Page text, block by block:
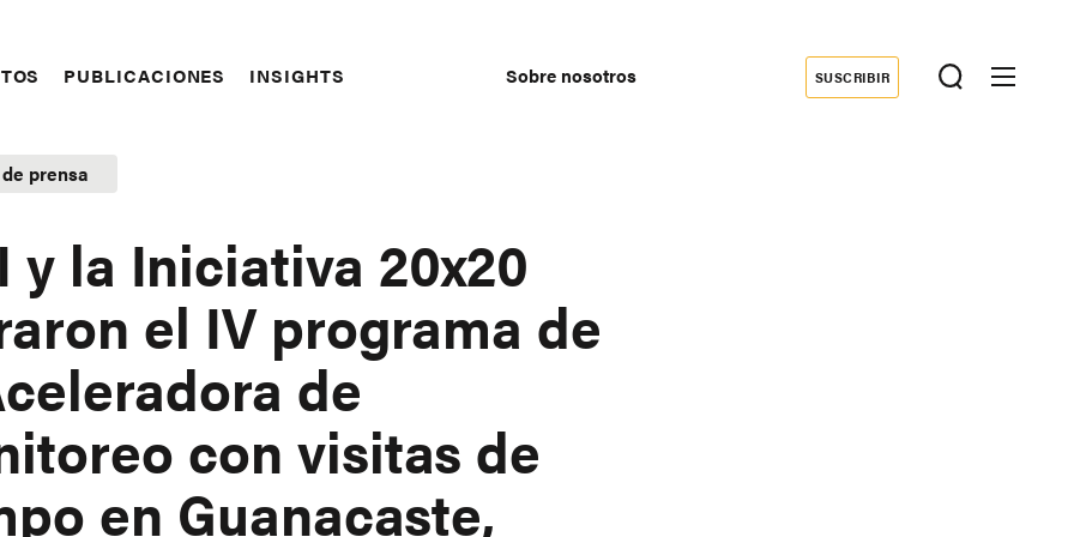
PUBLICACIONES INSIGHTS Sobre nosotros
Donate
SUSCRIBIR
prensa
y la Iniciativa 20x20
el IV programa de
de
con visitas de
en Guanacaste,